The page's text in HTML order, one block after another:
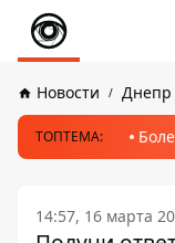
Новости Днепр
ТОПТЕМА:
14:57, 16 марта